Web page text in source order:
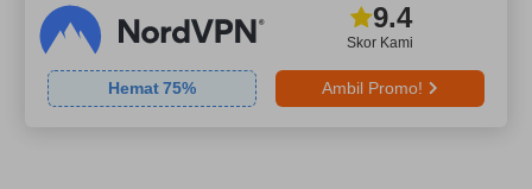
Skor Kami
9.4
Hemat75% Ambil Promo!